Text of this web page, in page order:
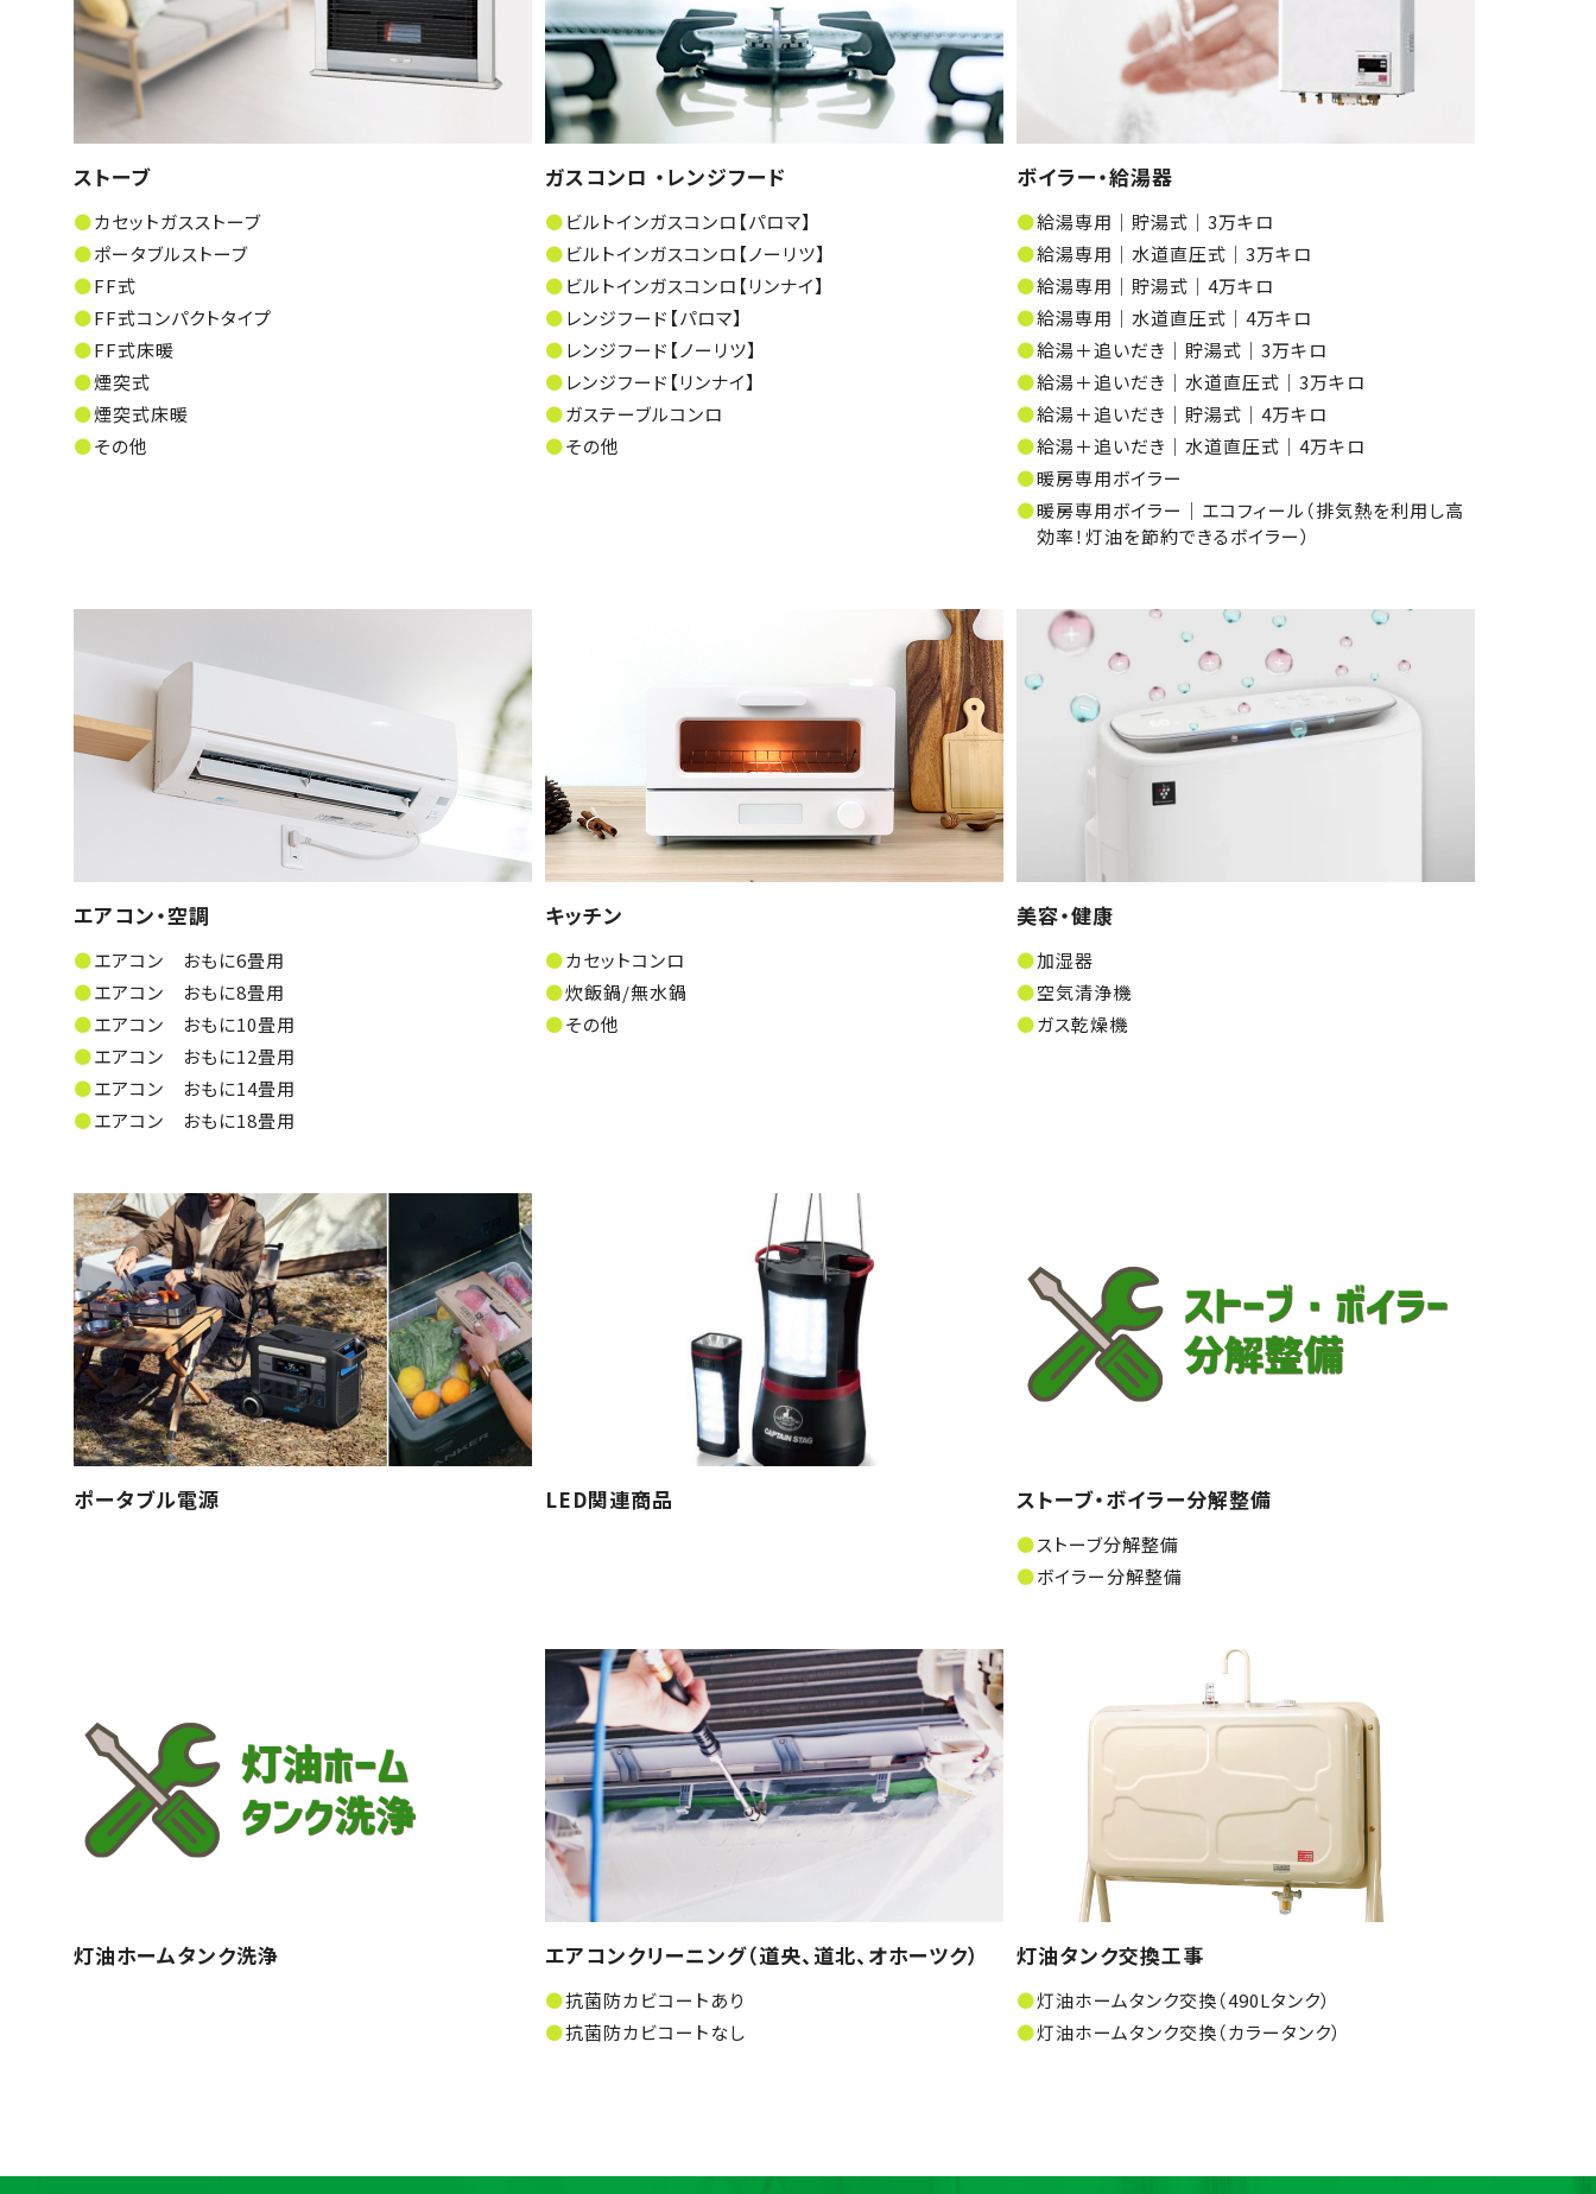
ストーブ
カセットガスストーブ
ポータブルストーブ
FF式
FF式コンパクトタイプ
FF式床暖
煙突式
煙突式床暖
その他
ガスコンロ ・レンジフード
ビルトインガスコンロ【パロマ】
ビルトインガスコンロ【ノーリツ】
ビルトインガスコンロ【リンナイ】
レンジフード【パロマ】
レンジフード【ノーリツ】
レンジフード【リンナイ】
ガステーブルコンロ
その他
ボイラー・給湯器
給湯専用│貯湯式│3万キロ
給湯専用│水道直圧式│3万キロ
給湯専用│貯湯式│4万キロ
給湯専用│水道直圧式│4万キロ
給湯＋追いだき│貯湯式│3万キロ
給湯＋追いだき│水道直圧式│3万キロ
給湯＋追いだき│貯湯式│4万キロ
給湯＋追いだき│水道直圧式│4万キロ
暖房専用ボイラー
暖房専用ボイラー│エコフィール（排気熱を利用し高
効率！灯油を節約できるボイラー）
エアコン・空調
エアコン おもに6畳用
エアコン おもに8畳用
エアコン おもに10畳用
エアコン おもに12畳用
エアコン おもに14畳用
エアコン おもに18畳用
キッチン
カセットコンロ
炊飯鍋/無水鍋
その他
美容・健康
加湿器
空気清浄機
ガス乾燥機
ポータブル電源 LED関連商品 ストーブ・ボイラー分解整備
ストーブ分解整備
ボイラー分解整備
灯油ホームタンク洗浄 エアコンクリーニング（道央、道北、オホーツク）
抗菌防カビコートあり
抗菌防カビコートなし
灯油タンク交換工事
灯油ホームタンク交換（490Lタンク）
灯油ホームタンク交換（カラータンク）